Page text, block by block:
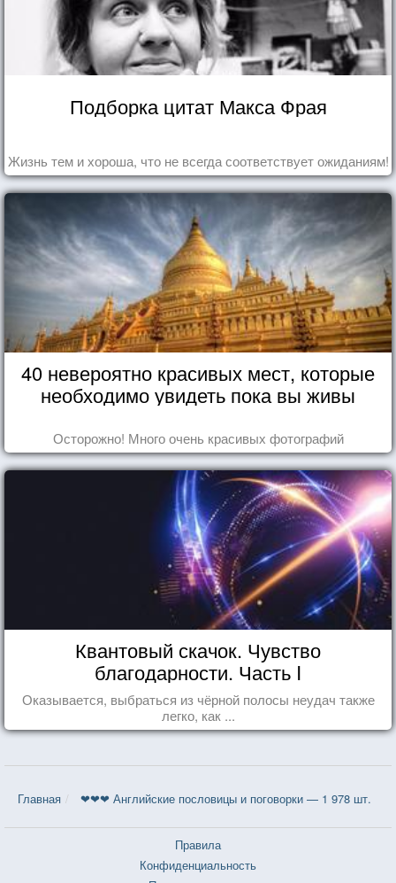
Подборка цитат Макса Фрая
Жизнь тем и хороша, что не всегда соответствует ожиданиям!
40 невероятно красивых мест, которые
необходимо увидеть пока вы живы
Осторожно! Много очень красивых фотографий
Квантовый скачок. Чувство
благодарности. Часть I
Оказывается, выбраться из чёрной полосы неудач также
легко, как ...
Главная ❤❤❤ Английские пословицы и поговорки — 1 978 шт.
Правила
Конфиденциальность